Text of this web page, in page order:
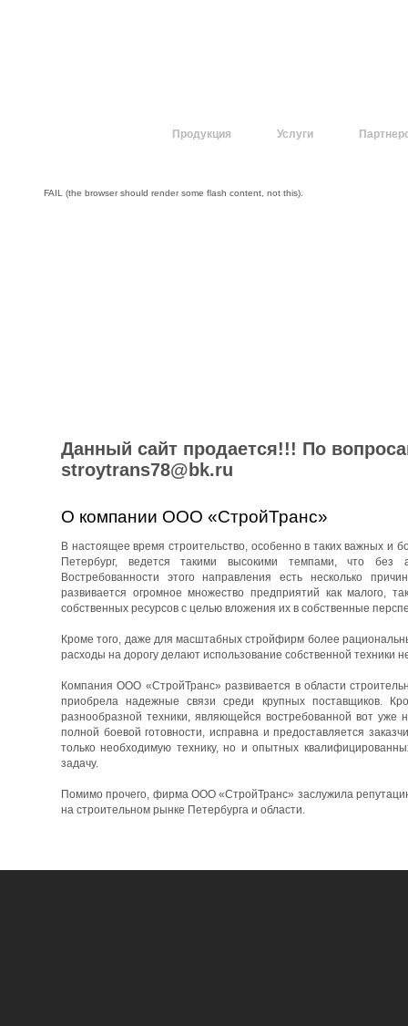
Продукция Услуги
FAIL (the browser should render some flash content, not this).
Данный сайт продается!!! По
stroytrans78@bk.ru
О компании ООО «СтройТранс»
В настоящее время строительство, особенно в таких важных и
Петербург, ведется такими высокими темпами, что без
Востребованности этого направления есть несколько
развивается огромное множество предприятий как малого,
собственных ресурсов с целью вложения их в собственные
Кроме того, даже для масштабных стройфирм более
расходы на дорогу делают использование собственной техники
Компания ООО «СтройТранс» развивается в области
приобрела надежные связи среди крупных поставщиков.
разнообразной техники, являющейся востребованной вот уже
полной боевой готовности, исправна и предоставляется
только необходимую технику, но и опытных
задачу.
Помимо прочего, фирма ООО «СтройТранс» заслужила
на строительном рынке Петербурга и области.